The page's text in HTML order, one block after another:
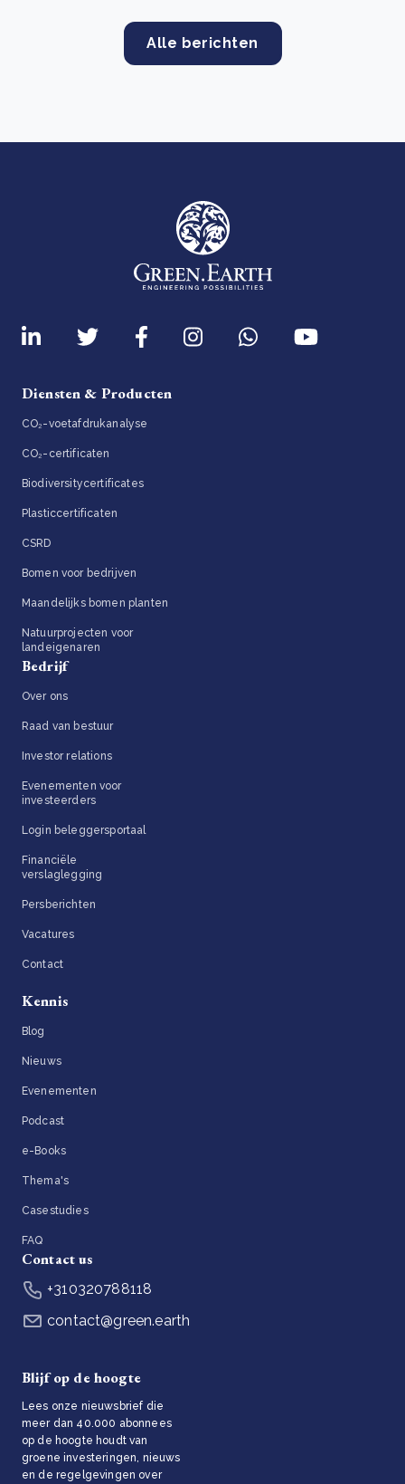
Alle berichten
Diensten & Producten
CO₂-voetafdrukanalyse
CO₂-certificaten
Biodiversitycertificates
Plasticcertificaten
CSRD
Bomen voor bedrijven
Maandelijks bomen planten
Natuurprojecten voor
landeigenaren
Bedrijf
Over ons
Raad van bestuur
Investor relations
Evenementen voor
investeerders
Login beleggersportaal
Financiële
verslaglegging
Persberichten
Vacatures
Contact
Kennis
Blog
Nieuws
Evenementen
Podcast
e-Books
Thema's
Casestudies
FAQ
Contact us
+310320788118
contact@green.earth
Blijf op de hoogte
Lees onze nieuwsbrief die
meer dan 40.000 abonnees
op de hoogte houdt van
groene investeringen, nieuws
en de regelgevingen over